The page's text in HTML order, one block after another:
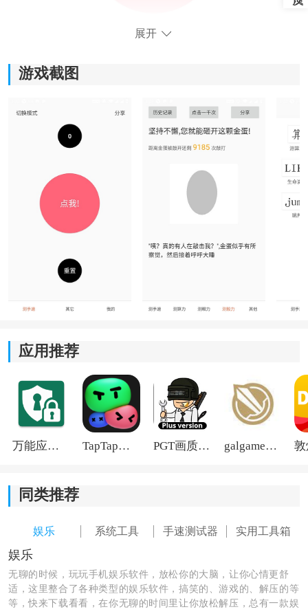
测手速大师软件功能：
1、基础手速测试：
点击屏幕中央的红色按钮即可开始测试，测试过程中需
要尽可能快速点击，系统会自动统计点击次数并生成对
应成绩。
2、多模式自由切换：
用户可以通过右上角的模式切换入口，选择5秒、10秒、
20秒、30秒和60秒等不同时长挑战，既能快速热身，也
能进行持续手速测试。
3、扩展能力评估：
种能力挑战，让测试内容不只停留在点击速度上，趣味
性更强。
展开
游戏截图
应用推荐
万能应用隐藏 TapTap国际版2026 PGT画质助手旧版 galgame游戏盒子2026
同类推荐
娱乐 系统工具 手速测试器 实用工具箱
娱乐
无聊的时候，玩玩手机娱乐软件，放松你的大脑，让你心情更舒
适，这里整合了各种类型的娱乐软件，搞笑的、游戏的、解压的等
等，快来下载看看，在你无聊的时间里让你放松解压，总有一款娱